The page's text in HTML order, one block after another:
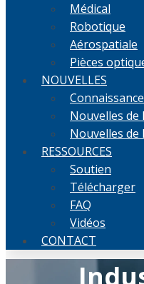
Médical
Robotique
Aérospatiale
Pièces
NOUVELLES
Nouvelles
Nouvelles
RESSOURCES
Soutien
Télécharger
FAQ
Vidéos
CONTACT